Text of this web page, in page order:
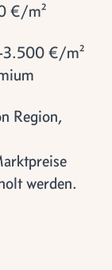
€/m²
€/m²
Region,
werden.